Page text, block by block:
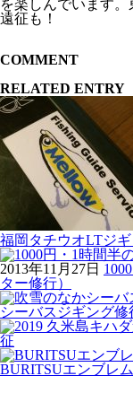
を楽しんでいます
遠征も！
COMMENT
RELATED ENTRY
福岡タチウオLTジ
2013年11月27日
ター修行）
シーバスジギング修
征
BURITSUエンブレ